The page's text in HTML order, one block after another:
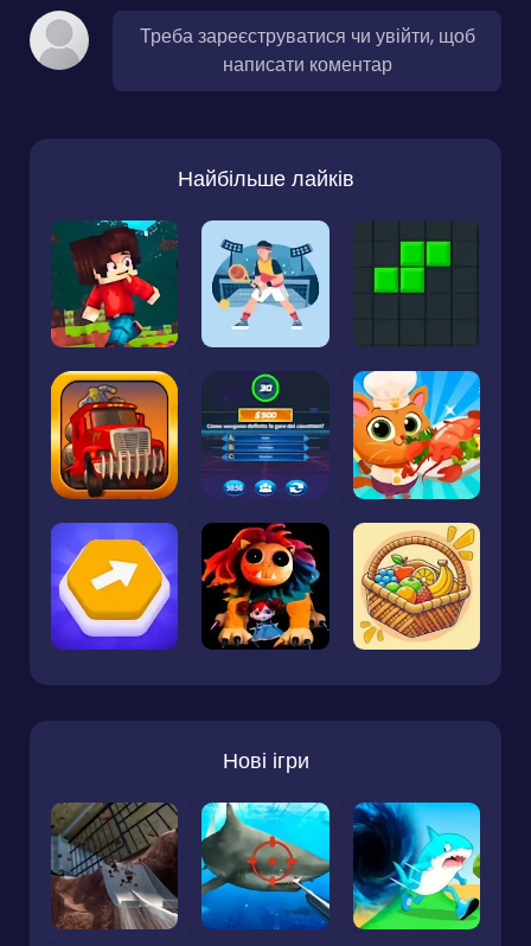
Треба зареєструватися чи увійти, щоб
написати коментар
Найбільше лайків
Нові ігри